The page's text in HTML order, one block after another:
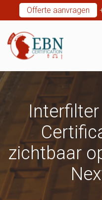
Offerte aanvragen
Interfilter
zichtbaar